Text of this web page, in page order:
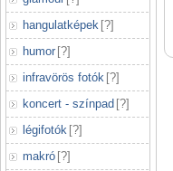
hangulatképek [?]
humor [?]
infravörös fotók [?]
koncert - színpad [?]
légifotók [?]
makró [?]